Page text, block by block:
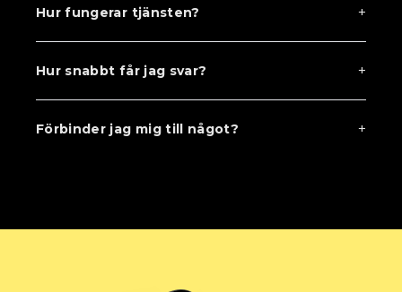
Hur fungerar tjänsten? +
Hur snabbt får jag svar? +
Förbinder jag mig till något? +